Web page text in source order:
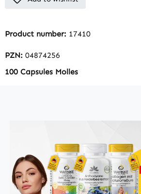
Product number: 17410
PZN: 04874256
100 Capsules Molles